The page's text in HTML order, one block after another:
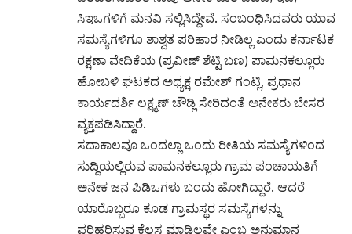
ಸಿಇಒಗಳಿಗೆ ಮನವಿ ಸಲ್ಲಿಸಿದ್ದೇವೆ. ಸಂಬಂಧಿಸಿದವರು ಯಾವ
ಸಮಸ್ಯೆಗಳಿಗೂ ಶಾಶ್ವತ ಪರಿಹಾರ ನೀಡಿಲ್ಲ ಎಂದು ಕರ್ನಾಟಕ
ರಕ್ಷಣಾ ವೇದಿಕೆಯ (ಪ್ರವೀಣ್ ಶೆಟ್ಟಿ ಬಣ) ಪಾಮನಕಲ್ಲೂರು
ಹೋಬಳಿ ಘಟಕದ ಅಧ್ಯಕ್ಷ ರಮೇಶ್ ಗಂಟ್ಲಿ, ಪ್ರಧಾನ
ಕಾರ್ಯದರ್ಶಿ ಲಕ್ಷ್ಮಣ್ ಚೌಡ್ಲಿ ಸೇರಿದಂತೆ ಅನೇಕರು ಬೇಸರ
ವ್ಯಕ್ತಪಡಿಸಿದ್ದಾರೆ.
ಸದಾಕಾಲವೂ ಒಂದಲ್ಲಾ ಒಂದು ರೀತಿಯ ಸಮಸ್ಯೆಗಳಿಂದ
ಸುದ್ದಿಯಲ್ಲಿರುವ ಪಾಮನಕಲ್ಲೂರು ಗ್ರಾಮ ಪಂಚಾಯತಿಗೆ
ಅನೇಕ ಜನ ಪಿಡಿಒಗಳು ಬಂದು ಹೋಗಿದ್ದಾರೆ. ಆದರೆ
ಯಾರೊಬ್ಬರೂ ಕೂಡ ಗ್ರಾಮಸ್ಥರ ಸಮಸ್ಯೆಗಳನ್ನು
ಪರಿಹರಿಸುವ ಕೆಲಸ ಮಾಡಿಲ್ಲವೇ ಎಂಬ ಅನುಮಾನ